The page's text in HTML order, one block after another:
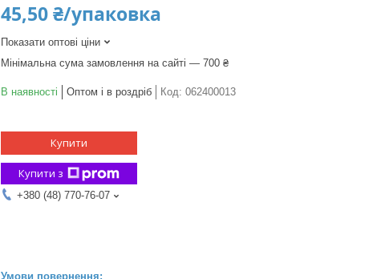
45,50 ₴/упаковка
Показати оптові ціни
Мінімальна сума замовлення на сайті — 700 ₴
В наявності Оптом і в роздріб Код: 062400013
Купити
Купити з
+380 (48) 770-76-07